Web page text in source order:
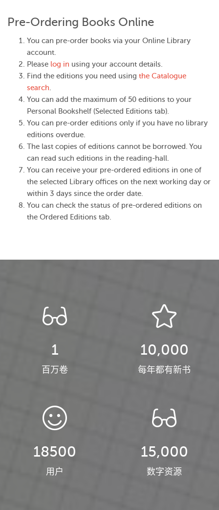
Pre-Ordering Books Online
You can pre-order books via your Online Library
account.
Please log in using your account details.
Find the editions you need using the Catalogue
search.
You can add the maximum of 50 editions to your
Personal Bookshelf (Selected Editions tab).
You can pre-order editions only if you have no library
editions overdue.
The last copies of editions cannot be borrowed. You
can read such editions in the reading-hall.
You can receive your pre-ordered editions in one of
the selected Library offices on the next working day or
within 3 days since the order date.
You can check the status of pre-ordered editions on
the Ordered Editions tab.
1
百万卷
10,000
每年都有新书
18500
用户
15,000
数字资源